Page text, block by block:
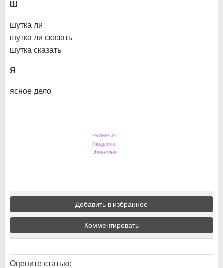
Ш
шутка ли
шутка ли сказать
шутка сказать
Я
ясное дело
Рубинчик
Людмила
Ивановна
Добавить в избранное
Комментировать
Оцените статью: